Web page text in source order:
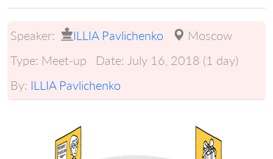
Speaker: ILLIA Pavlichenko
Moscow
Type: Meet-up Date: July 16, 2018 (1 day)
By: ILLIA Pavlichenko